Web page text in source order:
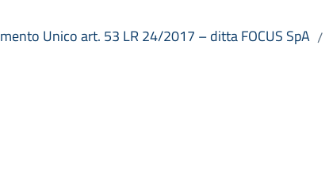
Unico art. 53 LR 24/2017 – ditta FOCUS SpA /